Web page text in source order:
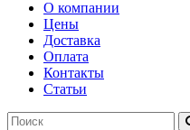
О компании
Цены
Доставка
Оплата
Контакты
Статьи